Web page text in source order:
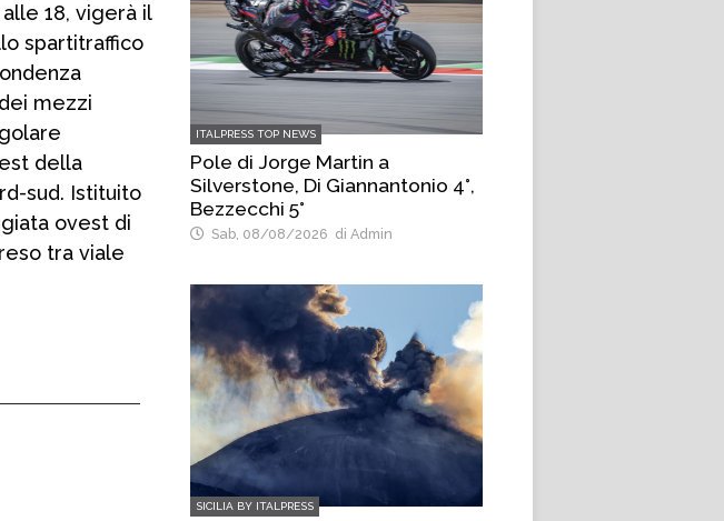
18, vigerà il
spartitraffico
mezzi
della
sud. Istituito
ovest di
tra viale
ITALPRESS TOP NEWS
Pole di Jorge Martin a
Silverstone, Di Giannantonio 4°,
Bezzecchi 5°
Sab, 08/08/2026 di Admin
SICILIA BY ITALPRESS